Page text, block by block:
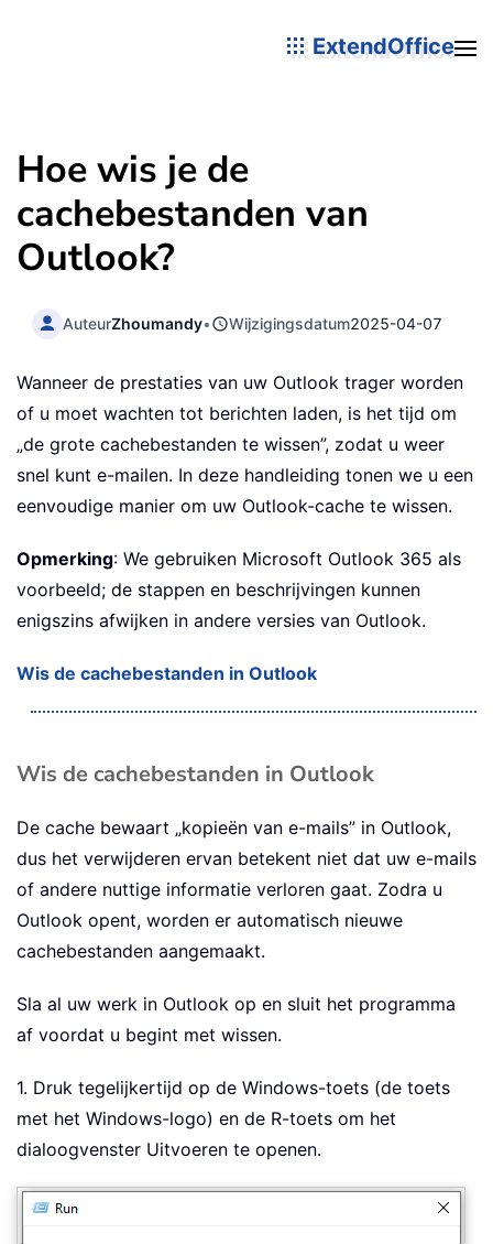
ExtendOffice
Hoe wis je de
cachebestanden van
Outlook?
AuteurZhoumandy• Wijzigingsdatum2025-04-07
Wanneer de prestaties van uw Outlook trager worden
of u moet wachten tot berichten laden, is het tijd om
„de grote cachebestanden te wissen”, zodat u weer
snel kunt e-mailen. In deze handleiding tonen we u een
eenvoudige manier om uw Outlook-cache te wissen.
Opmerking: We gebruiken Microsoft Outlook 365 als
voorbeeld; de stappen en beschrijvingen kunnen
enigszins afwijken in andere versies van Outlook.
Wis de cachebestanden in Outlook
Wis de cachebestanden in Outlook
De cache bewaart „kopieën van e-mails” in Outlook,
dus het verwijderen ervan betekent niet dat uw e-mails
of andere nuttige informatie verloren gaat. Zodra u
Outlook opent, worden er automatisch nieuwe
cachebestanden aangemaakt.
Sla al uw werk in Outlook op en sluit het programma
af voordat u begint met wissen.
1. Druk tegelijkertijd op de Windows-toets (de toets
met het Windows-logo) en de R-toets om het
dialoogvenster Uitvoeren te openen.